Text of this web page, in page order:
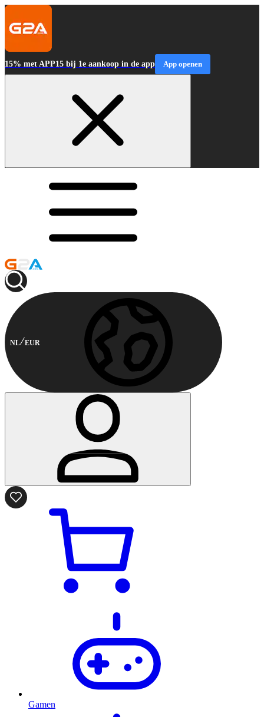
15% met APP15 bij 1e aankoop in de app App openen
NL EUR
Gamen